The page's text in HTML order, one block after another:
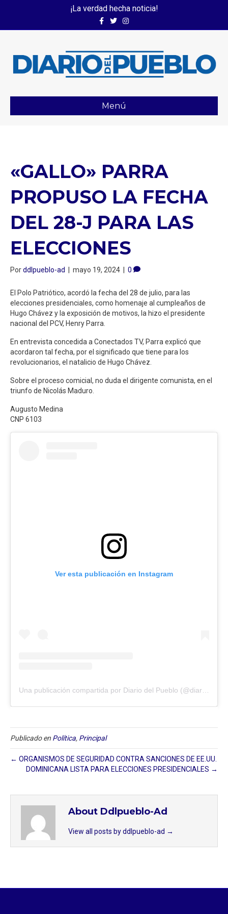
¡La verdad hecha noticia!
FacebookTwitterInstagram
Menú
«GALLO» PARRA
PROPUSO LA FECHA
DEL 28-J PARA LAS
ELECCIONES
Porddlpueblo-ad | mayo 19, 2024 | 0
El Polo Patriótico, acordó la fecha del 28 de julio, para las
elecciones presidenciales, como homenaje al cumpleaños de
Hugo Chávez y la exposición de motivos, la hizo el presidente
nacional del PCV, Henry Parra.
En entrevista concedida a Conectados TV, Parra explicó que
acordaron tal fecha, por el significado que tiene para los
revolucionarios, el natalicio de Hugo Chávez.
Sobre el proceso comicial, no duda el dirigente comunista, en el
triunfo de Nicolás Maduro.
Augusto Medina
CNP 6103
Ver esta publicación en Instagram
Publicado en Política, Principal
← ORGANISMOS DE SEGURIDAD CONTRA SANCIONES DE EE.UU.
DOMINICANA LISTA PARA ELECCIONES PRESIDENCIALES →
About Ddlpueblo-Ad
View all posts by ddlpueblo-ad →